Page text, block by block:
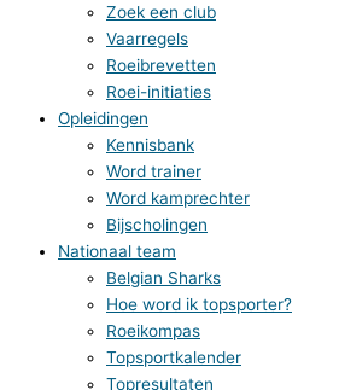
Zoek een club
Vaarregels
Roeibrevetten
Roei-initiaties
Opleidingen
Kennisbank
Word trainer
Word kamprechter
Bijscholingen
Nationaal team
Belgian Sharks
Hoe word ik topsporter?
Roeikompas
Topsportkalender
Topresultaten